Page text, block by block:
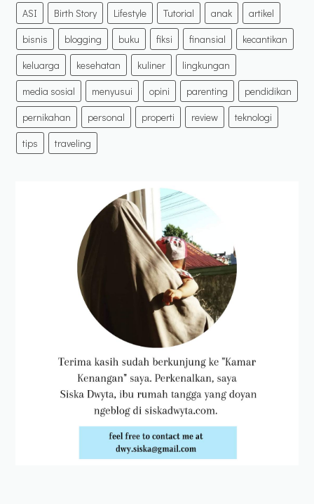
ASI Birth Story Lifestyle Tutorial anak
artikel
bisnis
blogging buku fiksi finansial
kecantikan
keluarga
kesehatan kuliner
lingkungan
media sosial
menyusui opini parenting
pendidikan
pernikahan
personal properti review
teknologi
tips
traveling